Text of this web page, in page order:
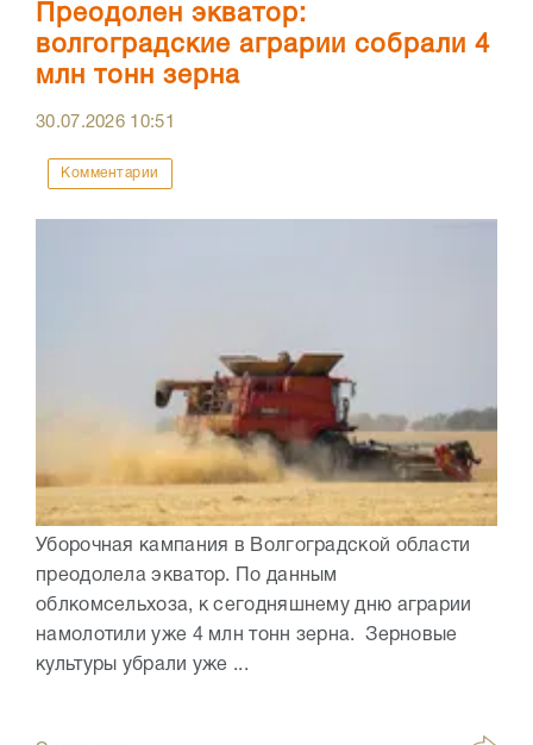
Преодолен экватор:
волгоградские аграрии собрали 4
млн тонн зерна
30.07.2026 10:51
Комментарии
Уборочная кампания в Волгоградской области
преодолела экватор. По данным
облкомсельхоза, к сегодняшнему дню аграрии
намолотили уже 4 млн тонн зерна. Зерновые
культуры убрали уже ...